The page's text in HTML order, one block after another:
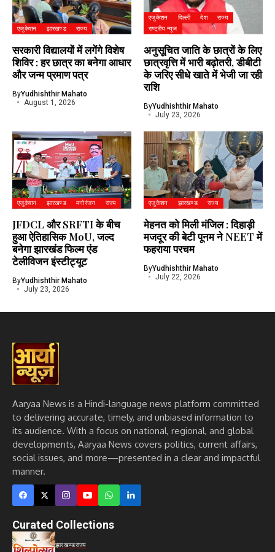
एजुकेशन झारखण्ड राज्य
सरकारी विद्यालयों में लगेंगे विशेष
शिविर : हर छात्र का बनेगा आधार
और जन्म प्रमाण पत्र
ByYudhishthir Mahato
August 1, 2026
एजुकेशन दिल्ली देश
राज्य
राष्ट्रीय न्यूज
अनुसूचित जाति के छात्रों के लिए
छात्रवृत्ति में भारी बढ़ोतरी, डीबीटी
के जरिए सीधे खाते में भेजी जा रही
राशि
ByYudhishthir Mahato
July 23, 2026
एजुकेशन झारखण्ड मनोरंजन राज्य
JFDCL और SRFTI के बीच
हुआ ऐतिहासिक MoU, जल्द
बनेगा झारखंड फिल्म एंड
टेलीविजन इंस्टीट्यूट
ByYudhishthir Mahato
July 23, 2026
एजुकेशन झारखण्ड राज्य
मेहनत को मिली मंजिल : दिहाड़ी
मजदूर की बेटी पूनम ने NEET में
फहराया परचम
ByYudhishthir Mahato
July 22, 2026
Aaryaa News is a Hindi-language news platform committed
to delivering accurate, timely, and unbiased information to
its audience. With a focus on national, regional, and global
developments, Aaryaa News covers politics, current affairs,
social issues, and more—presented in a clear and impactful
manner.
Curated Collections
झारखण्डराज्य